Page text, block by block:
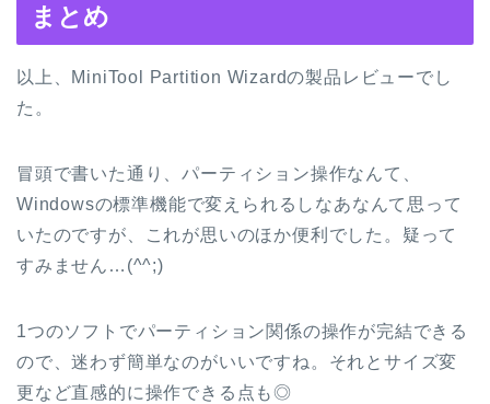
まとめ
以上、MiniTool Partition Wizardの製品レビューでし
た。
冒頭で書いた通り、パーティション操作なんて、
Windowsの標準機能で変えられるしなあなんて思って
いたのですが、これが思いのほか便利でした。疑って
すみません…(^^;)
1つのソフトでパーティション関係の操作が完結できる
ので、迷わず簡単なのがいいですね。それとサイズ変
更など直感的に操作できる点も◎